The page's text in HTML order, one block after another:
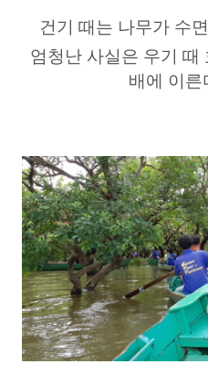
건기 때는 나무가 수
엄청난 사실은 우기 때
배에 이른